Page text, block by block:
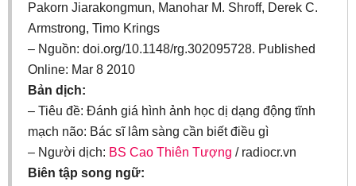
Pakorn Jiarakongmun, Manohar M. Shroff, Derek C.
Armstrong, Timo Krings
– Nguồn: doi.org/10.1148/rg.302095728. Published
Online: Mar 8 2010
Bản dịch:
– Tiêu đề: Đánh giá hình ảnh học dị dạng động tĩnh
mạch não: Bác sĩ lâm sàng cần biết điều gì
– Người dịch: BS Cao Thiên Tượng / radiocr.vn
Biên tập song ngữ: